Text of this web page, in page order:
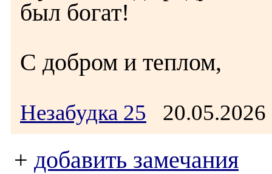
был богат!
С добром и теплом,
Незабудка 25
+ добавить замечания